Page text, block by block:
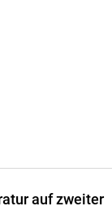
auf zweiter